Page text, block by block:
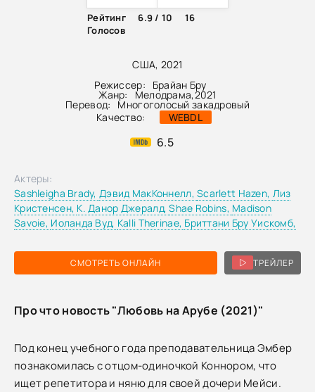
США, 2021
Режиссер:
Брайан Бру
Жанр: Мелодрама,2021
Перевод:
Многоголосый закадровый
Качество:
WEBDL
6.5
Рейтинг
6.9 / 10
16
Голосов
СМОТРЕТЬ ОНЛАЙН ТРЕЙЛЕР
Актеры:
Sashleigha Brady,Дэвид МакКоннелл,Scarlett Hazen, Лиз
Кристенсен, К. Данор Джералд,Shae Robins, Madison
Savoie, Иоланда Вуд, Kalli Therinae, Бриттани Бру Уискомб,
Про что новость "Любовь на Арубе (2021)"
Под конец учебного года преподавательница Эмбер
познакомилась с отцом-одиночкой Коннором, что
ищет репетитора и няню для своей дочери Мейси.